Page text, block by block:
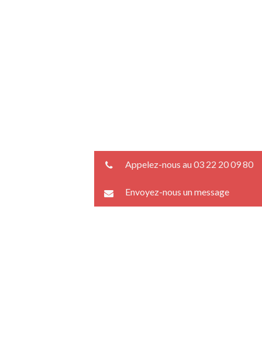
Appelez-nous au 03 22 20 09 80
Envoyez-nous un message